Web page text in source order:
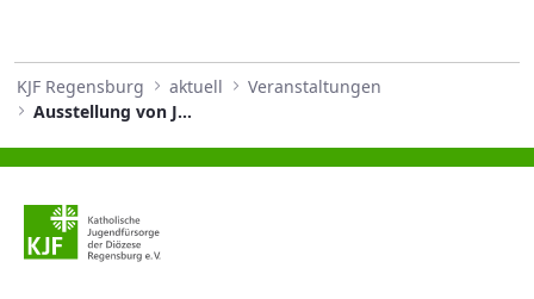
KJF Regensburg aktuell
Veranstaltungen
Ausstellung von Jürgen Huber in der Galerie St. Klara Regensburg